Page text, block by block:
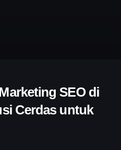
SEO di
Cerdas untuk